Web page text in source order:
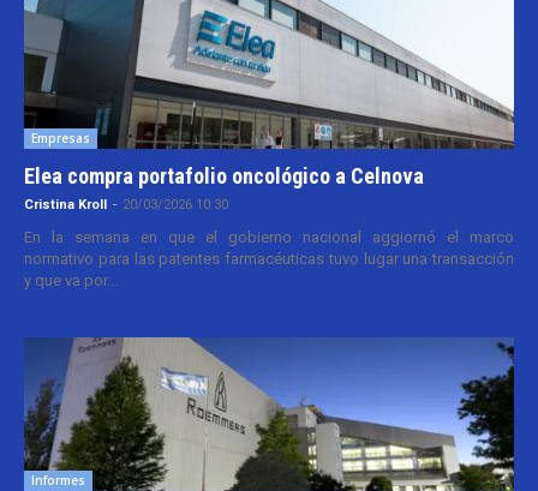
Empresas
Elea compra portafolio oncológico a Celnova
Cristina Kroll - 20/03/2026 10:30
En la semana en que el gobierno nacional aggiornó el marco
normativo para las patentes farmacéuticas tuvo lugar una transacción
y que va por...
Informes